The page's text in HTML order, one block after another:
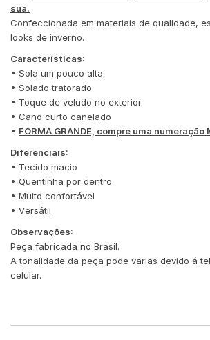
sua.
Confeccionada em materiais de qualidade,
looks de inverno.
Características:
• Sola um pouco alta
• Solado tratorado
• Toque de veludo no exterior
• Cano curto canelado
• FORMA GRANDE, compre uma numeração
Diferenciais:
• Tecido macio
• Quentinha por dentro
• Muito confortável
• Versátil
Observações:
Peça fabricada no Brasil.
A tonalidade da peça pode varias devido á
celular.